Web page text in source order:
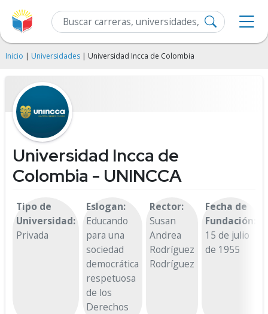
Inicio | Universidades | Universidad Incca de Colombia
Universidad Incca de
Colombia - UNINCCA
Tipo de
Universidad:
Privada
Eslogan:
Educando
para una
sociedad
democrática
respetuosa
de los
Derechos
Rector:
Susan
Andrea
Rodríguez
Rodríguez
Fecha de
Fundación:
15 de julio
de 1955